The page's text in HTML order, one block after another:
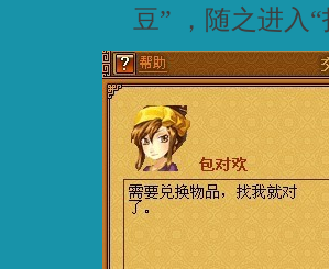
豆” ，随之进入